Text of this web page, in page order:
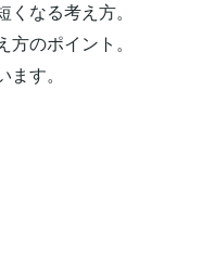
なる考え方。
のポイント。
す。